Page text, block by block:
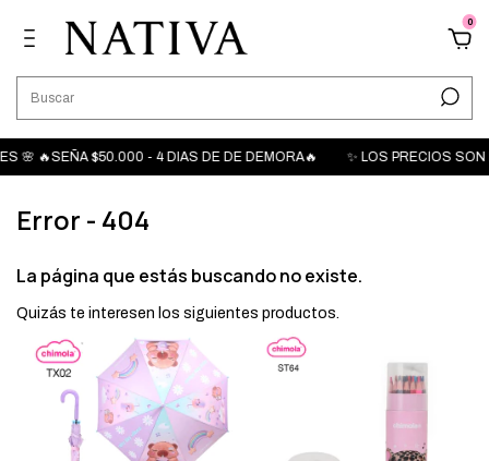
0
🌸 🔥SEÑA $50.000 - 4 DIAS DE DE DEMORA🔥 ✨ LOS PRECIOS SON
Error - 404
La página que estás buscando no existe.
Quizás te interesen los siguientes productos.